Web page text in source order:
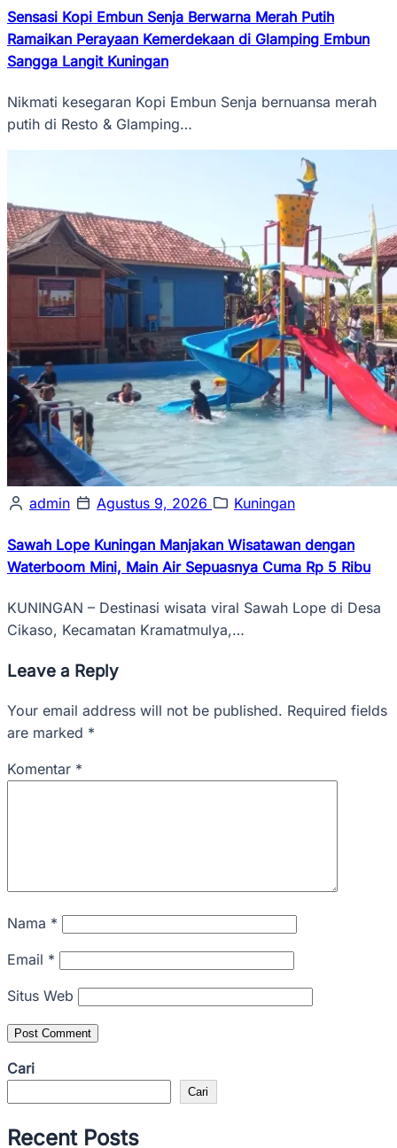
Sensasi Kopi Embun Senja Berwarna Merah Putih
Ramaikan Perayaan Kemerdekaan di Glamping Embun
Sangga Langit Kuningan
Nikmati kesegaran Kopi Embun Senja bernuansa merah
putih di Resto & Glamping…
admin Agustus 9, 2026 Kuningan
Sawah Lope Kuningan Manjakan Wisatawan dengan
Waterboom Mini, Main Air Sepuasnya Cuma Rp 5 Ribu
KUNINGAN – Destinasi wisata viral Sawah Lope di Desa
Cikaso, Kecamatan Kramatmulya,…
Leave a Reply
Your email address will not be published. Required fields
are marked *
Komentar *
Nama *
Email *
Situs Web
Cari
Cari
Recent Posts